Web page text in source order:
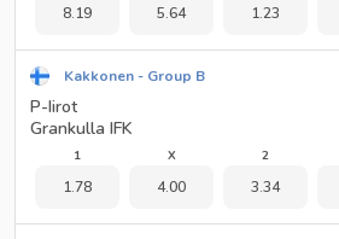
8.19 5.64 1.23
Kakkonen - Group B
P-Iirot
Grankulla IFK
1
1.78
X
4.00
2
3.34